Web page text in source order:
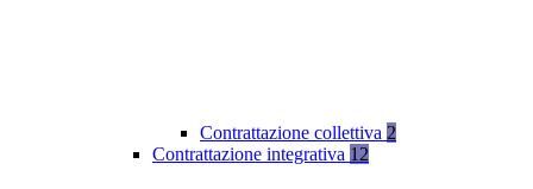
Contrattazione collettiva 2
Contrattazione integrativa 12